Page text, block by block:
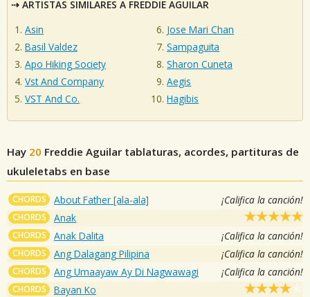
ARTISTAS SIMILARES A FREDDIE AGUILAR
Asin
Basil Valdez
Apo Hiking Society
Vst And Company
VST And Co.
Jose Mari Chan
Sampaguita
Sharon Cuneta
Aegis
Hagibis
Hay 20 Freddie Aguilar tablaturas, acordes, partituras de
ukuleletabs en base
CHORDS About Father [ala-ala] ¡Califica la canción!
CHORDS Anak
CHORDS Anak Dalita ¡Califica la canción!
CHORDS Ang Dalagang Pilipina ¡Califica la canción!
CHORDS Ang Umaayaw Ay Di Nagwawagi ¡Califica la canción!
CHORDS Bayan Ko